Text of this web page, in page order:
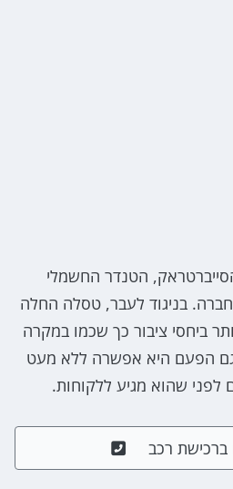
הטנדר החשמלי
בניגוד לעבר, טסלה החלה
ביחסי ציבור כך שכמו במקרה
גם הפעם היא אפשרה ללא מעט
לפני שהוא מגיע ללקוחות.
ברכישת רכב